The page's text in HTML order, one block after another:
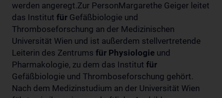
werden angeregt.Zur PersonMargarethe Geiger leitet
das Institut für Gefäßbiologie und
Thromboseforschung an der Medizinischen
Universität Wien und ist außerdem stellvertretende
Leiterin des Zentrums für Physiologie und
Pharmakologie, zu dem das Institut für
Gefäßbiologie und Thromboseforschung gehört.
Nach dem Medizinstudium an der Universität Wien